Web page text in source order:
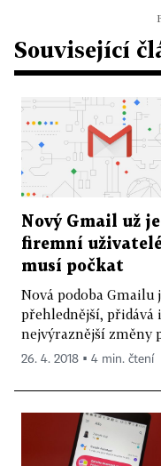
Související
Nový Gmail už
firemní
musí počkat
Nová podoba Gmailu
přehlednější, přidává
nejvýraznější změny
26. 4. 2018 ▪ 4 min. čtení